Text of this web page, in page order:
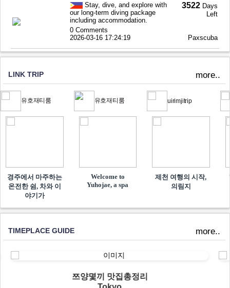
Stay, dive, and explore with
our long-term diving package
including accommodation.
3522 Days
Left
0 Comments
2026-03-16 17:24:19
Paxscuba
LINK TRIP more..
유호재티룸
경주에서 마주하는
온전한 쉼, 차와 이
야기가
유호재티룸
Welcome to
Yuhojae, a spa
uirimjitrip
제천 여행의 시작,
의림지
TIMEPLACE GUIDE more..
쯔양몇끼 맛집총정리